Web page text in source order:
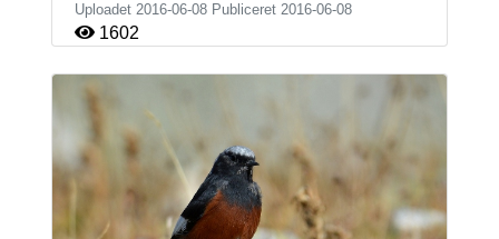
Uploadet 2016-06-08 Publiceret 2016-06-08
1602